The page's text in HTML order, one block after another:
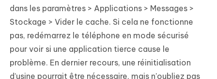
dans les paramètres > Applications > Messages >
Stockage > Vider le cache. Si cela ne fonctionne
pas, redémarrez le téléphone en mode sécurisé
pour voir si une application tierce cause le
problème. En dernier recours, une réinitialisation
d’usine pourrait être nécessaire, mais n'oubliez pas